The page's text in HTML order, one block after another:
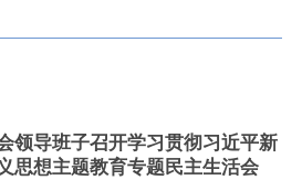
领导班子召开学习贯彻习近平新
思想主题教育专题民主生活会